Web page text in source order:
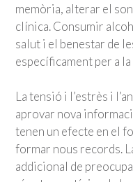
memòria, alterar el
clínica. Consumir
salut i el benestar de
específicament per a
La tensió i l’estrès i
aprovar nova
tenen un efecte en el
formar nous records.
addicional de